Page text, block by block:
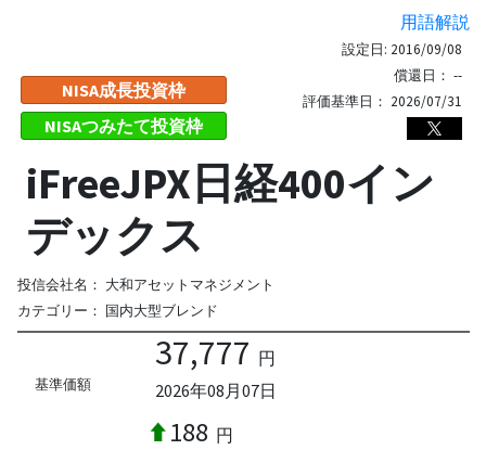
用語解説
NISA成長投資枠
NISAつみたて投資枠
設定日: 2016/09/08
償還日： --
評価基準日： 2026/07/31
iFreeJPX日経400イン
デックス
投信会社名： 大和アセットマネジメント
カテゴリー： 国内大型ブレンド
基準価額
37,777 円
2026年08月07日
188 円